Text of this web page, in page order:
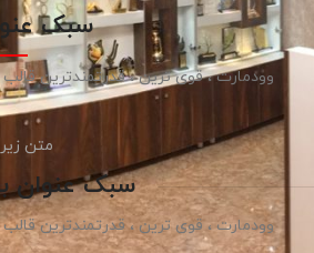
سبک
وودمارت ، قوی ترین ، قدرتمندترین
متن
سبک عنوان
وودمارت ، قوی ترین ، قدرتمندترین